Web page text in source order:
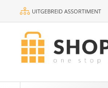
UITGEBREID ASSORTIMENT